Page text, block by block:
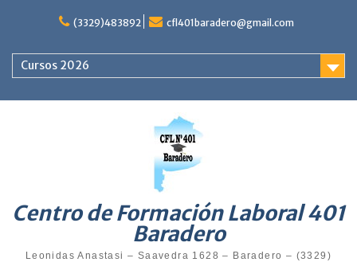
(3329)483892 cfl401baradero@gmail.com
Cursos 2026
Centro de Formación Laboral 401
Baradero
Leonidas Anastasi – Saavedra 1628 – Baradero – (3329)